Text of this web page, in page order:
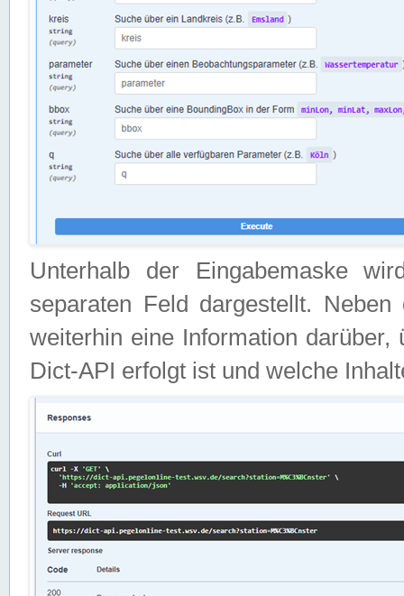
Unterhalb der Eingabemaske
separaten Feld dargestellt.
weiterhin eine Information
Dict-API erfolgt ist und welche